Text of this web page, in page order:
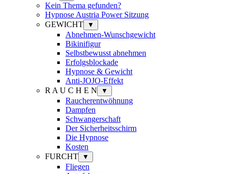
Kein Thema gefunden?
Hypnose Austria Power Sitzung
GEWICHT
▼
Abnehmen-Wunschgewicht
Bikinifigur
Selbstbewusst abnehmen
Erfolgsblockade
Hypnose & Gewicht
Anti-JOJO-Effekt
R A U C H E N
▼
Raucherentwöhnung
Dampfen
Schwangerschaft
Der Sicherheitsschirm
Die Hypnose
Kosten
FURCHT
▼
Fliegen